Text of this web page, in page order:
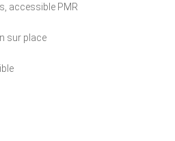
accessible PMR
sur place